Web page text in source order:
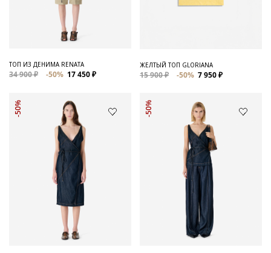
ТОП ИЗ ДЕНИМА RENATA
34 900 ₽ -50% 17 450 ₽
ЖЕЛТЫЙ ТОП GLORIANA
15 900 ₽ -50% 7 950 ₽
-50% -50%